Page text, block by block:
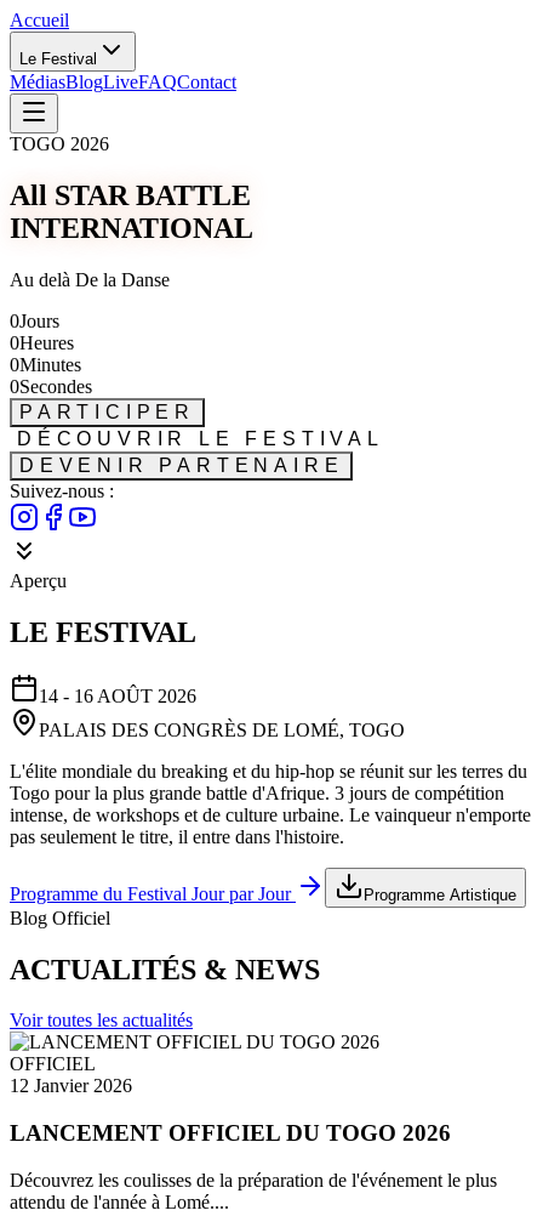
Accueil
Le Festival
MédiasBlogLiveFAQContact
TOGO 2026
All STAR BATTLE
INTERNATIONAL
Au delà De la Danse
0Jours
0Heures
0Minutes
0Secondes
PARTICIPER
DÉCOUVRIR LE FESTIVAL
DEVENIR PARTENAIRE
Suivez-nous :
Aperçu
LE FESTIVAL
14 - 16 AOÛT 2026
PALAIS DES CONGRÈS DE LOMÉ, TOGO
L'élite mondiale du breaking et du hip-hop se réunit sur les terres du
Togo pour la plus grande battle d'Afrique. 3 jours de compétition
intense, de workshops et de culture urbaine. Le vainqueur n'emporte
pas seulement le titre, il entre dans l'histoire.
Programme du Festival Jour par Jour Programme Artistique
Blog Officiel
ACTUALITÉS & NEWS
Voir toutes les actualités
OFFICIEL
12 Janvier 2026
LANCEMENT OFFICIEL DU TOGO 2026
Découvrez les coulisses de la préparation de l'événement le plus
attendu de l'année à Lomé....